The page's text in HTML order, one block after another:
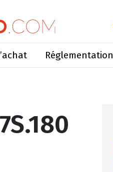
Réglementation